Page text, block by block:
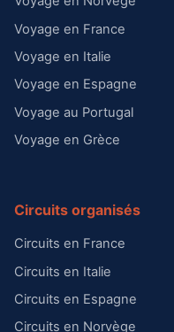
Voyage en France
Voyage en Italie
Voyage en Espagne
Voyage au Portugal
Voyage en Grèce
Circuits organisés
Circuits en France
Circuits en Italie
Circuits en Espagne
Circuits en Norvège